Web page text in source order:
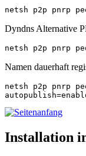
netsh p2p pnrp
Dyndns Alternative
netsh p2p pnrp
Namen dauerhaft
netsh p2p pnrp
Installation